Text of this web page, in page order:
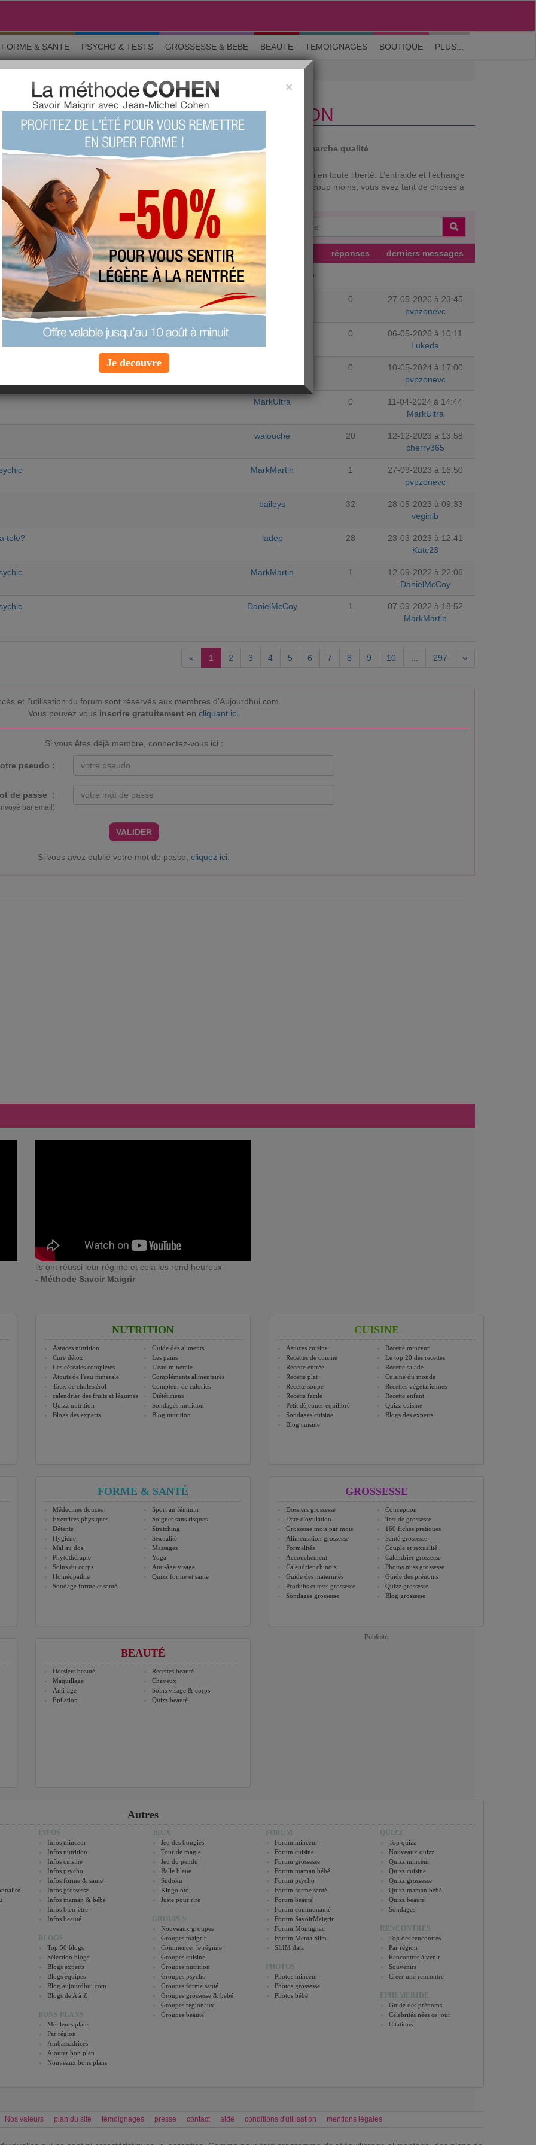
M'inscrire| Me connecter| ? Visite guidée
FORME & SANTE PSYCHO & TESTS GROSSESSE & BEBE BEAUTE TEMOIGNAGES BOUTIQUE PLUS...
et nutrition
ÉQUILIBRÉE ET NUTRITION
& tests Grossesse Maman & bébé Beauté La communauté Démarche qualité
avez des informations nutritionnelles pertinentes à partager, exprimez-vous ici en toute liberté. L’entraide et l’échange
qui fait grossir, ce qui fait maigrir, ce qui est bon pour la santé et ce qui l’est beaucoup moins, vous avez tant de choses à
les grandes marques font l'objet de discussions animées ici !
Chercher un sujet particulier :
SUJETS réponses derniers messages
equipe-aujourdhuicom
pvpzonevc 0
27-05-2026 à 23:45
pvpzonevc
diabétique ? 0
06-05-2026 à 10:11
Lukeda
0
10-05-2024 à 17:00
pvpzonevc
MarkUltra 0
11-04-2024 à 14:44
MarkUltra
walouche 20
12-12-2023 à 13:58
cherry365
MarkMartin 1
27-09-2023 à 16:50
pvpzonevc
baileys 32
28-05-2023 à 09:33
veginib
tele? ladep 28
23-03-2023 à 12:41
Katc23
MarkMartin 1
12-09-2022 à 22:06
DanielMcCoy
DanielMcCoy 1
07-09-2022 à 18:52
MarkMartin
« 1 2 3 4 5 6 7 8 9 10 297 »
et l’utilisation du forum sont réservés aux membres d'Aujourdhui.com.
Vous pouvez vous inscrire gratuitementen cliquant ici
Si vous êtes déjà membre, connectez-vous ici :
pseudo :
de passe :
par email)
VALIDER
Si vous avez oublié votre mot de passe,cliquez ici
ils ont réussi leur régime et cela les rend heureux
- Méthode Savoir Maigrir
NUTRITION
Astuces nutrition
Guide des aliments
Cure détox
Les pains
Les céréales complètes
L'eau minérale
Atouts de l'eau minérale
Compléments alimentaires
Taux de cholestérol
Compteur de calories
calendrier des fruits et légumes
Diététiciens
Quizz nutrition
Sondages nutrition
Blogs des experts
Blog nutrition
CUISINE
Astuces cuisine
Recette minceur
Recettes de cuisine
Le top 20 des recettes
Recette entrée
Recette salade
Recette plat
Cuisine du monde
Recette soupe
Recettes végétariennes
Recette facile
Recette enfant
Petit déjeuner équilibré
Quizz cuisine
Sondages cuisine
Blogs des experts
Blog cuisine
FORME & SANTÉ
Médecines douces
Sport au féminin
Exercices physiques
Soigner sans risques
Détente
Stretching
Hygiène
Sexualité
Mal au dos
Massages
Phytothérapie
Yoga
Soins du corps
Anti-âge visage
Homéopathie
Quizz forme et santé
Sondage forme et santé
GROSSESSE
Dossiers grossesse
Conception
Date d'ovulation
Test de grossesse
Grossesse mois par mois
160 fiches pratiques
Alimentation grossesse
Santé grossesse
Formalités
Couple et sexualité
Accouchement
Calendrier grossesse
Calendrier chinois
Photos miss grossesse
Guide des maternités
Guide des prénoms
Produits et tests grossesse
Quizz grossesse
Sondages grossesse
Blog grossesse
BEAUTÉ
Dossiers beauté
Recettes beauté
Maquillage
Cheveux
Anti-âge
Soins visage & corps
Epilation
Quizz beauté
Publicité
Autres
INFOS
Infos minceur
Infos nutrition
Infos cuisine
Infos psycho
Infos forme & santé
Infos grossesse
Infos maman & bébé
Infos bien-être
Infos beauté
BLOGS
Top 50 blogs
Sélection blogs
Blogs experts
Blogs équipes
Blog aujourdhui.com
Blogs de A à Z
BONS PLANS
Meilleurs plans
Par région
Ambassadrices
Ajouter bon plan
Nouveaux bons plans
JEUX
Jeu des bougies
Tour de magie
Jeu du pendu
Balle bleue
Sudoku
Kingoloto
Juste pour rire
GROUPES
Nouveaux groupes
Groupes maigrir
Commencer le régime
Groupes cuisine
Groupes nutrition
Groupes psycho
Groupes forme santé
Groupes grossesse & bébé
Groupes régionaux
Groupes beauté
FORUM
Forum minceur
Forum cuisine
Forum grossesse
Forum maman bébé
Forum psycho
Forum forme santé
Forum beauté
Forum communauté
Forum SavoirMaigrir
Forum Montignac
Forum MentalSlim
SLIM data
PHOTOS
Photos minceur
Photos grossesse
Photos bébé
QUIZZ
Top quizz
Nouveaux quizz
Quizz minceur
Quizz cuisine
Quizz grossesse
Quizz maman bébé
Quizz beauté
Sondages
RENCONTRES
Top des rencontres
Par région
Rencontres à venir
Souvenirs
Créer une rencontre
EPHEMERIDE
Guide des prénoms
Célébrités nées ce jour
Citations
Nos valeurs plan du site témoignages presse contact aide conditions d'utilisation mentions légales
×
Je decouvre